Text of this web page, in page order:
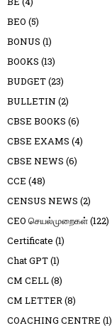
BEO (5)
BONUS (1)
BOOKS (13)
BUDGET(23)
BULLETIN (2)
CBSE BOOKS (6)
CBSE EXAMS (4)
CBSE NEWS (6)
CCE (48)
CENSUS NEWS (2)
CEO செயல்முறைகள்(122)
Certificate (1)
Chat GPT(1)
CM CELL(8)
CM LETTER(8)
COACHING CENTRE (1)